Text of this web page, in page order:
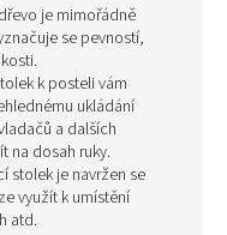
je mimořádně
se pevností,
k posteli vám
ukládání
a dalších
na dosah ruky.
stolek je navržen se
využít k umístění
atd.